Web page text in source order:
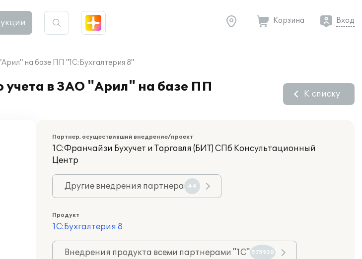
Корзина Вход
на базе ПП "1С:Бухгалтерия 8"
учета в ЗАО "Арил" на базе ПП
К списку
Партнер, осуществивший внедрение/проект
1С:Франчайзи Бухучет и Торговля (БИТ) СПб Консультационный
Центр
Другие внедрения партнера 44
Продукт
1С:Бухгалтерия 8
Внедрения продукта всеми партнерами "1С" 575930